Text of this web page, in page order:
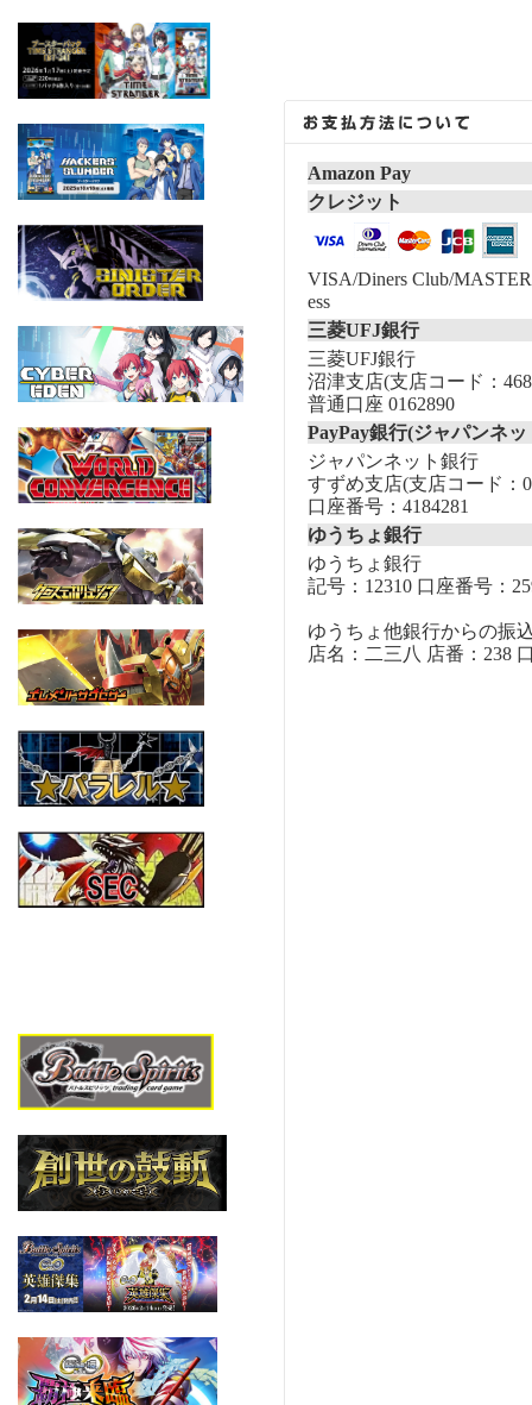
Amazon Pay
クレジット
VISA/Diners Club/
ess
三菱UFJ銀行
三菱UFJ銀行
沼津支店(支店コード：
普通口座 0162890
PayPay銀行(ジャパンネ
ジャパンネット銀行
すずめ支店(支店コード：
口座番号：4184281
ゆうちょ銀行
ゆうちょ銀行
記号：12310 口座番号：
ゆうちょ他銀行からの振
店名：二三八 店番：238